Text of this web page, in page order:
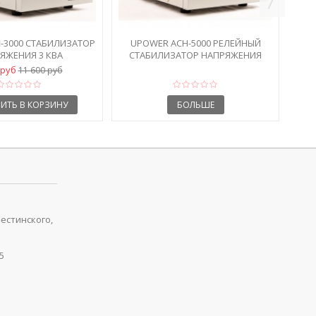
3000 СТАБИЛИЗАТОР
3 КВА
руб11 600 руб
В КОРЗИНУ
UPOWER АСН-5000 РЕЛЕЙНЫЙ
СТАБИЛИЗАТОР НАПРЯЖЕНИЯ
БОЛЬШЕ